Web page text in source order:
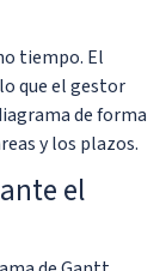
tiempo. El
que el gestor
de forma
y los plazos.
el